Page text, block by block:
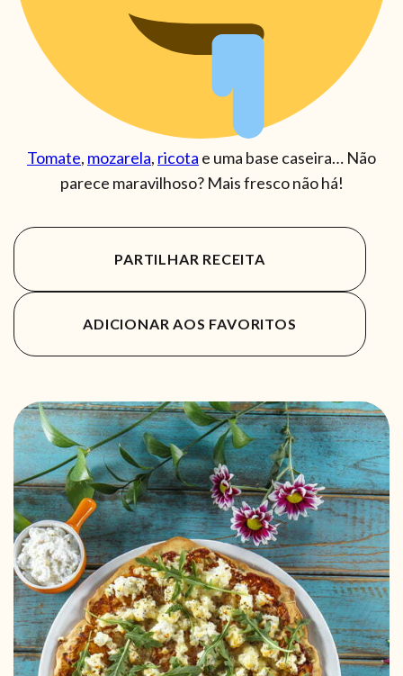
Tomate, mozarela, ricota e uma base caseira… Não
parece maravilhoso? Mais fresco não há!
PARTILHAR RECEITA
ADICIONAR AOS FAVORITOS